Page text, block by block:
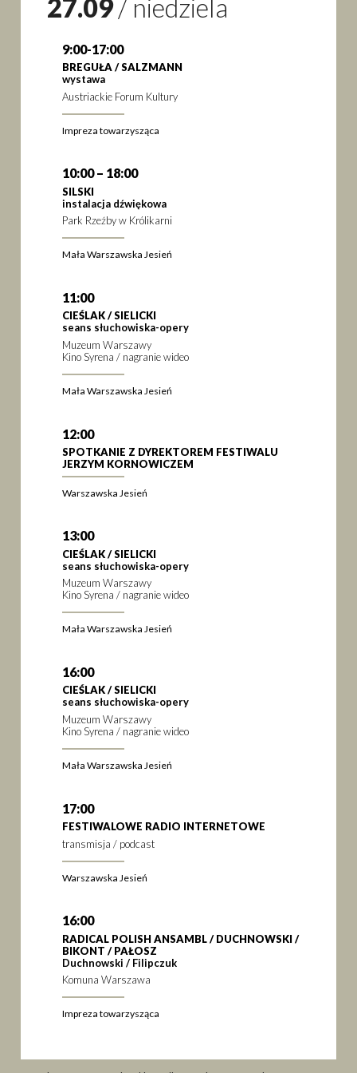
27.09/ niedziela
9:00-17:00
BREGUŁA / SALZMANN
wystawa
Austriackie Forum Kultury
Impreza towarzysząca
10:00 – 18:00
SILSKI
instalacja dźwiękowa
Park Rzeźby w Królikarni
Mała Warszawska Jesień
11:00
CIEŚLAK / SIELICKI
seans słuchowiska-opery
Muzeum Warszawy
Kino Syrena / nagranie wideo
Mała Warszawska Jesień
12:00
SPOTKANIE Z DYREKTOREM FESTIWALU
JERZYM KORNOWICZEM
Warszawska Jesień
13:00
CIEŚLAK / SIELICKI
seans słuchowiska-opery
Muzeum Warszawy
Kino Syrena / nagranie wideo
Mała Warszawska Jesień
16:00
CIEŚLAK / SIELICKI
seans słuchowiska-opery
Muzeum Warszawy
Kino Syrena / nagranie wideo
Mała Warszawska Jesień
17:00
FESTIWALOWE RADIO INTERNETOWE
transmisja / podcast
Warszawska Jesień
16:00
RADICAL POLISH ANSAMBL / DUCHNOWSKI /
BIKONT / PAŁOSZ
Duchnowski / Filipczuk
Komuna Warszawa
Impreza towarzysząca